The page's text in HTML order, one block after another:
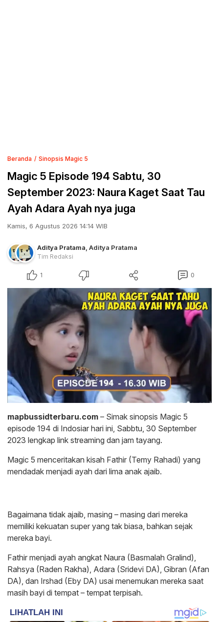
Beranda Sinopsis Magic 5
Magic 5 Episode 194 Sabtu, 30
September 2023: Naura Kaget Saat Tau
Ayah Adara Ayah nya juga
Kamis, 6 Agustus 2026 14:14 WIB
Aditya Pratama Aditya Pratama
Tim Redaksi
1 0
mapbussidterbaru.com – Simak sinopsis Magic 5
episode 194 di Indosiar hari ini, Sabbtu, 30 September
2023 lengkap link streaming dan jam tayang.
Magic 5 menceritakan kisah Fathir (Temy Rahadi) yang
mendadak menjadi ayah dari lima anak ajaib.
Bagaimana tidak ajaib, masing – masing dari mereka
memiliki kekuatan super yang tak biasa, bahkan sejak
mereka bayi.
Fathir menjadi ayah angkat Naura (Basmalah Gralind),
Rahsya (Raden Rakha), Adara (Sridevi DA), Gibran (Afan
DA), dan Irshad (Eby DA) usai menemukan mereka saat
masih bayi di tempat – tempat terpisah.